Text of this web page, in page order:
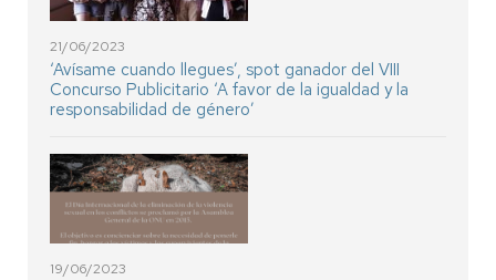
21/06/2023
‘Avísame cuando llegues’, spot ganador del VIII
Concurso Publicitario ‘A favor de la igualdad y la
responsabilidad de género’
19/06/2023